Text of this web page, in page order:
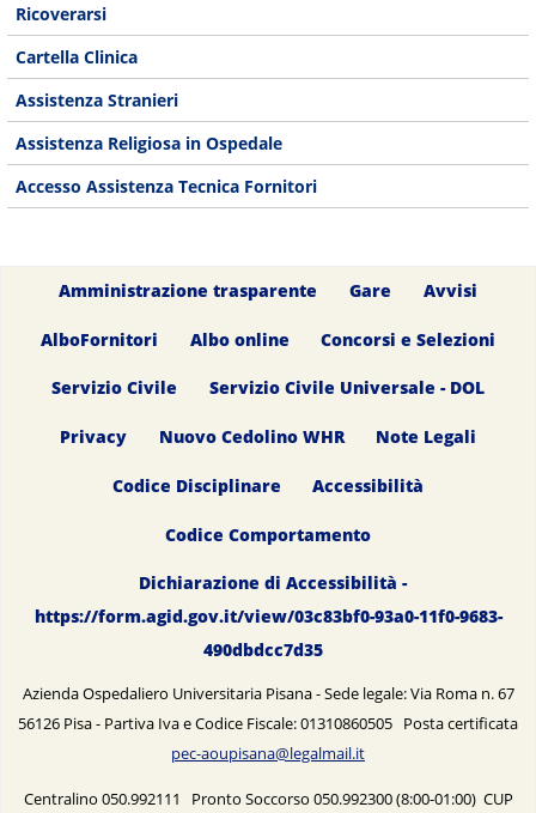
Ricoverarsi
Cartella Clinica
Assistenza Stranieri
Assistenza Religiosa in Ospedale
Accesso Assistenza Tecnica Fornitori
Amministrazione trasparente Gare Avvisi
AlboFornitori Albo online Concorsi e Selezioni
Servizio Civile Servizio Civile Universale - DOL
Privacy Nuovo Cedolino WHR Note Legali
Codice Disciplinare Accessibilità
Codice Comportamento
Dichiarazione di Accessibilità -
https://form.agid.gov.it/view/03c83bf0-93a0-11f0-9683-
490dbdcc7d35
Azienda Ospedaliero Universitaria Pisana - Sede legale: Via Roma n. 67
56126 Pisa - Partiva Iva e Codice Fiscale: 01310860505 Posta certificata
pec-aoupisana@legalmail.it
Centralino 050.992111 Pronto Soccorso 050.992300 (8:00-01:00) CUP